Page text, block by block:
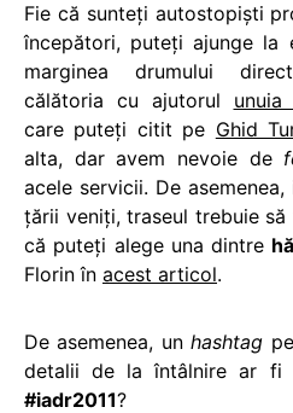
Fie că sunteţi autostopişti
începători, puteţi ajunge la
marginea drumului
călătoria cu ajutorul
care puteţi citit pe Ghid
alta, dar avem nevoie de
acele servicii. De
ţării veniţi, traseul trebuie
că puteţi alege una dintre
Florin în acest articol.
De asemenea, unhashtag
detalii de la întâlnire ar fi
#iadr2011?